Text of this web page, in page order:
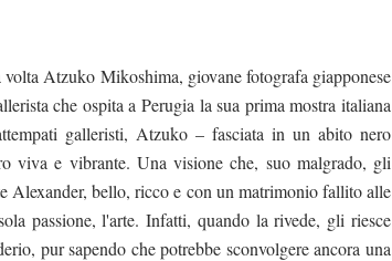
Atzuko Mikoshima, giovane fotografa giapponese
che ospita a Perugia la sua prima mostra italiana
galleristi, Atzuko – fasciata in un abito nero
viva e vibrante. Una visione che, suo malgrado, gli
Alexander, bello, ricco e con un matrimonio fallito alle
passione, l'arte. Infatti, quando la rivede, gli riesce
pur sapendo che potrebbe sconvolgere ancora una